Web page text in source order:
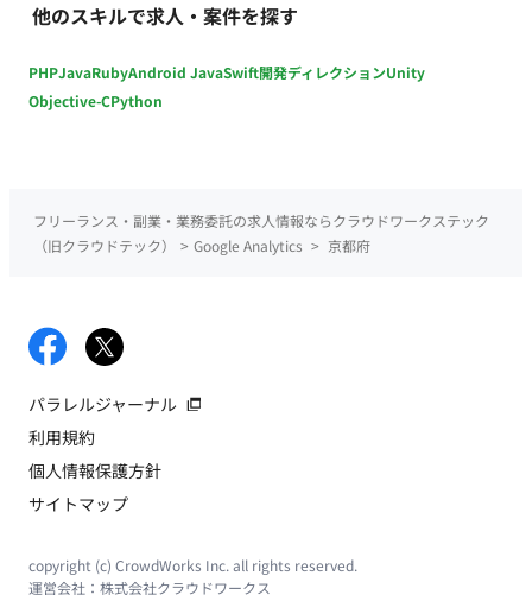
他のスキルで求人・案件を探す
PHPJavaRubyAndroid JavaSwift開発ディレクションUnity
Objective-CPython
フリーランス・副業・業務委託の求人情報ならクラウドワークステック
（旧クラウドテック）
> Google Analytics > 京都府
パラレルジャーナル
利用規約
個人情報保護方針
サイトマップ
copyright (c) CrowdWorks Inc. all rights reserved.
運営会社： 株式会社クラウドワークス